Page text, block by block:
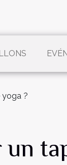
yoga ?